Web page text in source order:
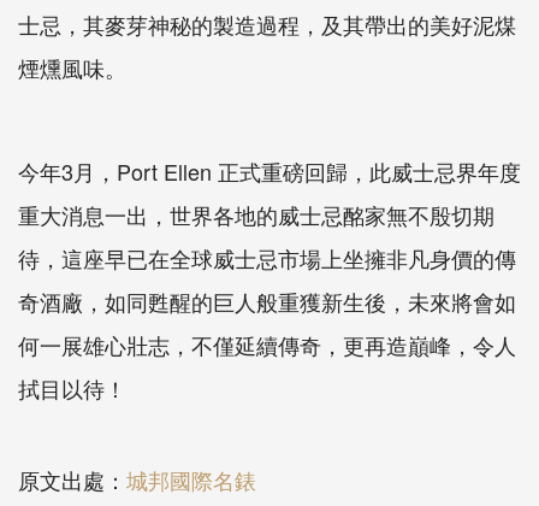
士忌，其麥芽神秘的製造過程，及其帶出的美好泥煤
煙燻風味。
今年3月，Port Ellen 正式重磅回歸，此威士忌界年度
重大消息一出，世界各地的威士忌酩家無不殷切期
待，這座早已在全球威士忌市場上坐擁非凡身價的傳
奇酒廠，如同甦醒的巨人般重獲新生後，未來將會如
何一展雄心壯志，不僅延續傳奇，更再造巔峰，令人
拭目以待！
原文出處： 城邦國際名錶